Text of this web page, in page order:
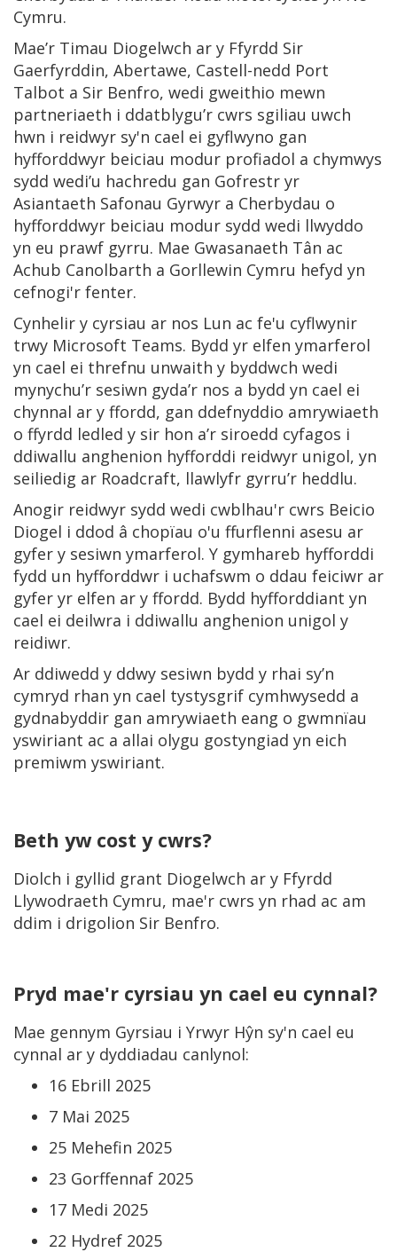
Cymru.
Mae’r Timau Diogelwch ar y Ffyrdd Sir
Gaerfyrddin, Abertawe, Castell-nedd Port
Talbot a Sir Benfro, wedi gweithio mewn
partneriaeth i ddatblygu’r cwrs sgiliau uwch
hwn i reidwyr sy'n cael ei gyflwyno gan
hyfforddwyr beiciau modur profiadol a chymwys
sydd wedi’u hachredu gan Gofrestr yr
Asiantaeth Safonau Gyrwyr a Cherbydau o
hyfforddwyr beiciau modur sydd wedi llwyddo
yn eu prawf gyrru. Mae Gwasanaeth Tân ac
Achub Canolbarth a Gorllewin Cymru hefyd yn
cefnogi'r fenter.
Cynhelir y cyrsiau ar nos Lun ac fe'u cyflwynir
trwy Microsoft Teams. Bydd yr elfen ymarferol
yn cael ei threfnu unwaith y byddwch wedi
mynychu’r sesiwn gyda’r nos a bydd yn cael ei
chynnal ar y ffordd, gan ddefnyddio amrywiaeth
o ffyrdd ledled y sir hon a’r siroedd cyfagos i
ddiwallu anghenion hyfforddi reidwyr unigol, yn
seiliedig ar Roadcraft, llawlyfr gyrru’r heddlu.
Anogir reidwyr sydd wedi cwblhau'r cwrs Beicio
Diogel i ddod â chopïau o'u ffurflenni asesu ar
gyfer y sesiwn ymarferol. Y gymhareb hyfforddi
fydd un hyfforddwr i uchafswm o ddau feiciwr ar
gyfer yr elfen ar y ffordd. Bydd hyfforddiant yn
cael ei deilwra i ddiwallu anghenion unigol y
reidiwr.
Ar ddiwedd y ddwy sesiwn bydd y rhai sy’n
cymryd rhan yn cael tystysgrif cymhwysedd a
gydnabyddir gan amrywiaeth eang o gwmnïau
yswiriant ac a allai olygu gostyngiad yn eich
premiwm yswiriant.
Beth yw cost y cwrs?
Diolch i gyllid grant Diogelwch ar y Ffyrdd
Llywodraeth Cymru, mae'r cwrs yn rhad ac am
ddim i drigolion Sir Benfro.
Pryd mae'r cyrsiau yn cael eu cynnal?
Mae gennym Gyrsiau i Yrwyr Hŷn sy'n cael eu
cynnal ar y dyddiadau canlynol:
16 Ebrill 2025
7 Mai 2025
25 Mehefin 2025
23 Gorffennaf 2025
17 Medi 2025
22 Hydref 2025